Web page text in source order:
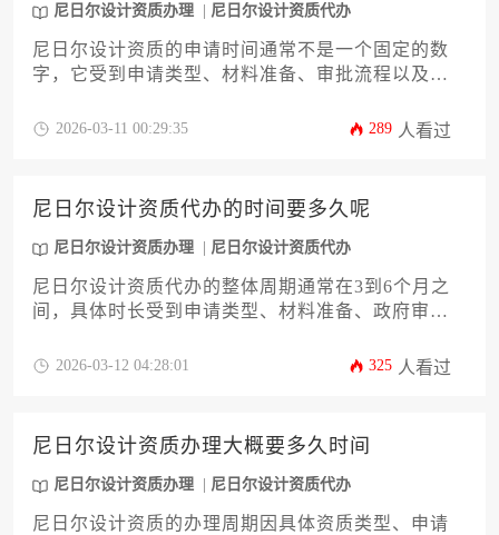
尼日尔设计资质办理 尼日尔设计资质代办
尼日尔设计资质的申请时间通常不是一个固定的数
字，它受到申请类型、材料准备、审批流程以及政
言，从启动准备到最终获得批准，整个周期可能在
性和时间弹性至关重要。
2026-03-11 00:29:35 289 人看过
尼日尔设计资质代办的时间要多久呢
尼日尔设计资质办理 尼日尔设计资质代办
尼日尔设计资质代办的整体周期通常在3到6个月之
间，具体时长受到申请类型、材料准备、政府审批
计划在尼日尔开展工程设计、建筑设计等业务的企
2026-03-12 04:28:01 325 人看过
尼日尔设计资质办理大概要多久时间
尼日尔设计资质办理 尼日尔设计资质代办
尼日尔设计资质的办理周期因具体资质类型、申请